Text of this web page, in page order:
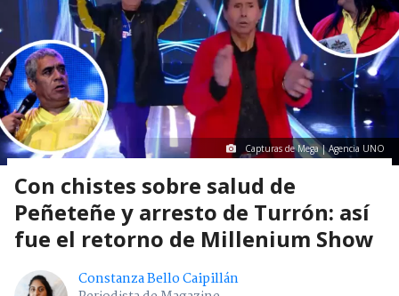
Capturas de Mega | Agencia UNO
Con chistes sobre salud de
Peñeteñe y arresto de Turrón: así
fue el retorno de Millenium Show
Constanza Bello Caipillán